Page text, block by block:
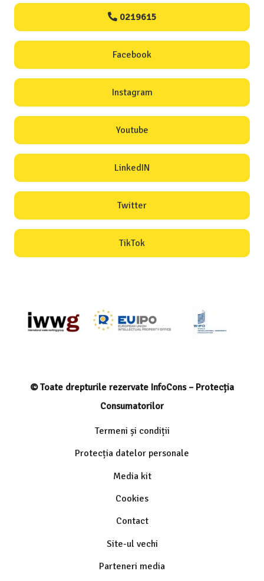
0219615
Facebook
Instagram
Youtube
LinkedIN
Twitter
TikTok
© Toate drepturile rezervate InfoCons – Protecția
Consumatorilor
Termeni și condiții
Protecția datelor personale
Media kit
Cookies
Contact
Site-ul vechi
Parteneri media